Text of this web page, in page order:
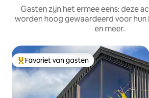
Gasten zijn het ermee eens: deze
worden hoog gewaardeerd voor
en meer.
Topfavoriet van gasten
Favoriet van gasten